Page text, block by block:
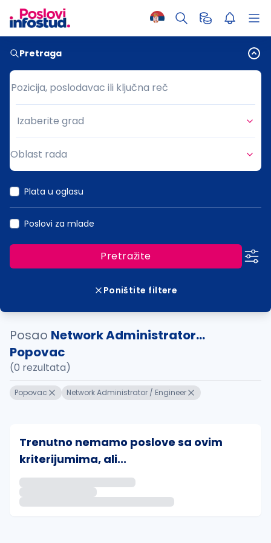
Pretraga
Pozicija, poslodavac ili ključna reč
Pozicija, poslodavac ili ključna reč
Grad
Izaberite grad
Oblast rada
Plata u oglasu
Poslovi za mlade
Pretražite
Poništite filtere
Posao Network Administrator...
Popovac
(0 rezultata)
Popovac Network Administrator / Engineer
Trenutno nemamo poslove sa ovim
kriterijumima, ali...